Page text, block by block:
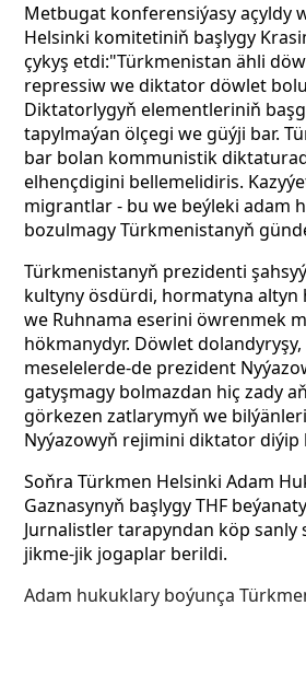
Metbugat konferensiýasy açyldy
Helsinki komitetiniň başlygy
çykyş etdi:"Türkmenistan ähli
repressiw we diktator döwlet
Diktatorlygyň elementleriniň
tapylmaýan ölçegi we güýji bar.
bar bolan kommunistik
elhençdigini bellemelidiris.
migrantlar - bu we beýleki adam
bozulmagy Türkmenistanyň
Türkmenistanyň prezidenti
kultyny ösdürdi, hormatyna altyn
we Ruhnama eserini öwrenmek
hökmanydyr. Döwlet
meselelerde-de prezident
gatyşmagy bolmazdan hiç zady
görkezen zatlarymyň we
Nyýazowyň rejimini diktator diýip
Soňra Türkmen Helsinki Adam
Gaznasynyň başlygy THF
Jurnalistler tarapyndan köp sanly
jikme-jik jogaplar berildi.
Adam hukuklary boýunça